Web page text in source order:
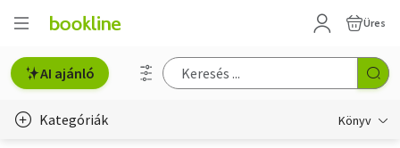
Üres
AI ajánló
Kategóriák Könyv